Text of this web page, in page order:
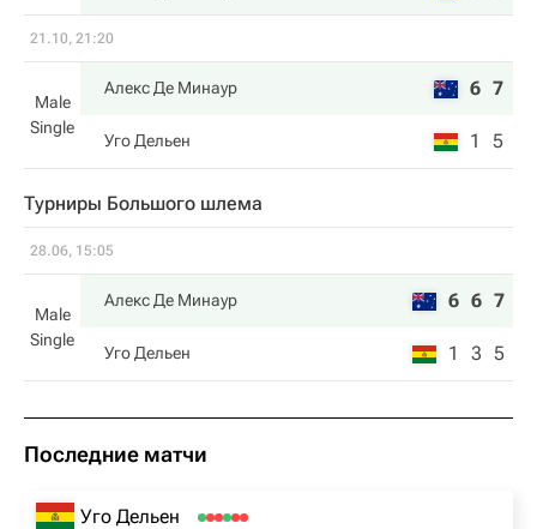
21.10, 21:20
Male
Single
Алекс Де Минаур 6 7
Уго Дельен 1 5
Турниры Большого шлема
28.06, 15:05
Male
Single
Алекс Де Минаур 6 6 7
Уго Дельен 1 3 5
Последние матчи
Уго Дельен